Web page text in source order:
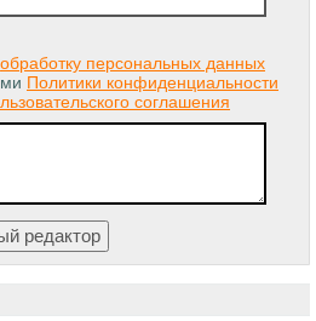
обработку персональных данных
Политики конфиденциальности
соглашения